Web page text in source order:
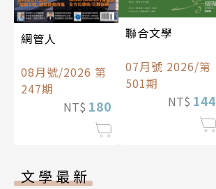
網管人
08月號/2026 第
247期
NT$ 180
聯合文學
07月號 2026/第
501期
NT$ 144
文學最新